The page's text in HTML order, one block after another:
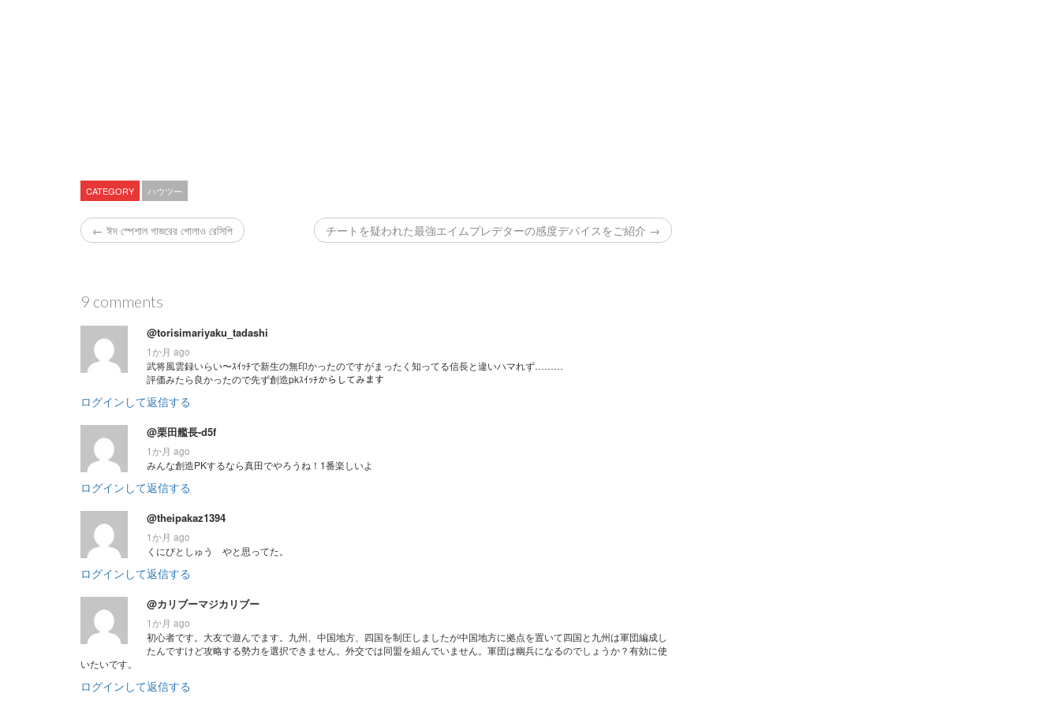
CATEGORY ハウツー
← ঈদ স্পেশাল গাজরের পোলাও রেসিপি チートを疑われた最強エイムプレデターの感度デバイスをご紹介 →
9 comments
@torisimariyaku_tadashi
1か月 ago
武将風雲録いらい〜ｽｲｯﾁで新生の無印かったのですがまったく知ってる信長と違いハマれず………
評価みたら良かったので先ず創造pkｽｲｯﾁからしてみます
ログインして返信する
@栗田艦長-d5f
1か月 ago
みんな創造PKするなら真田でやろうね！1番楽しいよ
ログインして返信する
@theipakaz1394
1か月 ago
くにびとしゅう やと思ってた。
ログインして返信する
@カリブーマジカリブー
1か月 ago
初心者です。大友で遊んでます。九州、中国地方、四国を制圧しましたが中国地方に拠点を置いて四国と九州は軍団編成し
たんですけど攻略する勢力を選択できません。外交では同盟を組んでいません。軍団は幽兵になるのでしょうか？有効に使
いたいです。
ログインして返信する